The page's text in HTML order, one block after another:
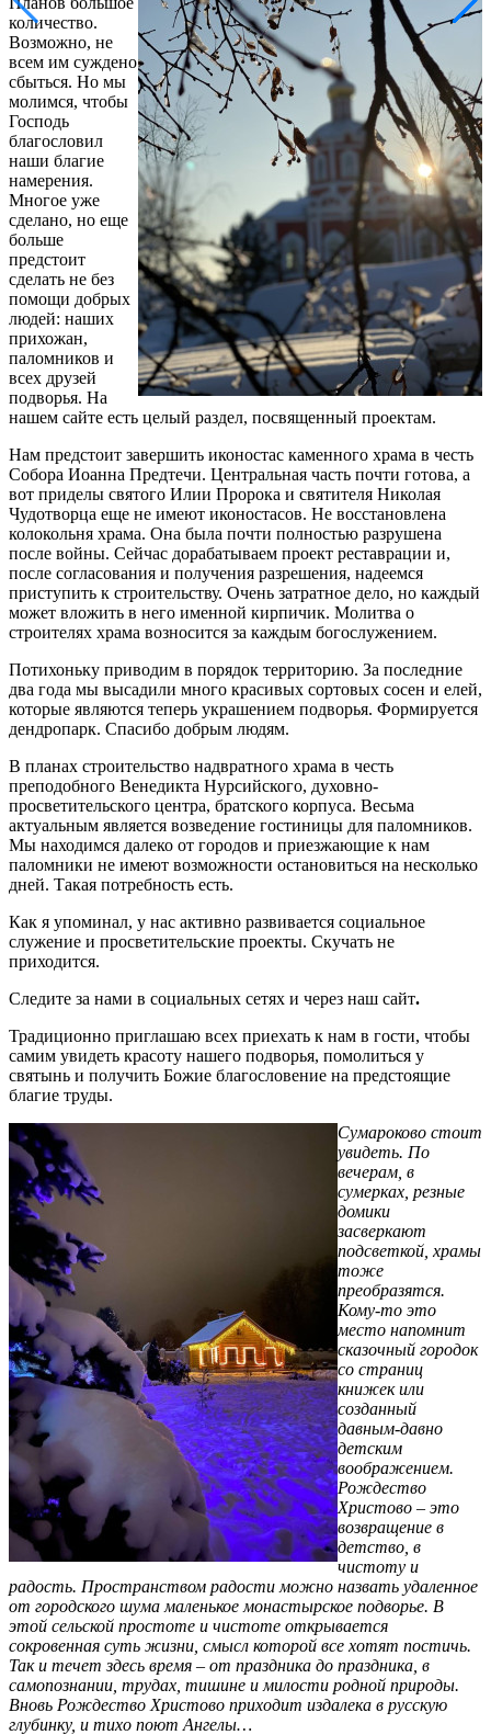
количество.
Возможно, не
всем им суждено
сбыться. Но мы
молимся, чтобы
Господь
благословил
наши благие
намерения.
Многое уже
сделано, но еще
больше
предстоит
сделать не без
помощи добрых
людей: наших
прихожан,
паломников и
всех друзей
подворья. На
нашем сайте есть целый раздел, посвященный проектам.
Нам предстоит завершить иконостас каменного храма в честь
Собора Иоанна Предтечи. Центральная часть почти готова, а
вот приделы святого Илии Пророка и святителя Николая
Чудотворца еще не имеют иконостасов. Не восстановлена
колокольня храма. Она была почти полностью разрушена
после войны. Сейчас дорабатываем проект реставрации и,
после согласования и получения разрешения, надеемся
приступить к строительству. Очень затратное дело, но каждый
может вложить в него именной кирпичик. Молитва о
строителях храма возносится за каждым богослужением.
Потихоньку приводим в порядок территорию. За последние
два года мы высадили много красивых сортовых сосен и елей,
которые являются теперь украшением подворья. Формируется
дендропарк. Спасибо добрым людям.
В планах строительство надвратного храма в честь
преподобного Венедикта Нурсийского, духовно-
просветительского центра, братского корпуса. Весьма
актуальным является возведение гостиницы для паломников.
Мы находимся далеко от городов и приезжающие к нам
паломники не имеют возможности остановиться на несколько
дней. Такая потребность есть.
Как я упоминал, у нас активно развивается социальное
служение и просветительские проекты. Скучать не
приходится.
Следите за нами в социальных сетях и через наш сайт.
Традиционно приглашаю всех приехать к нам в гости, чтобы
самим увидеть красоту нашего подворья, помолиться у
святынь и получить Божие благословение на предстоящие
благие труды.
Сумароково стоит
увидеть. По
вечерам, в
сумерках, резные
домики
засверкают
подсветкой, храмы
тоже
преобразятся.
Кому-то это
место напомнит
сказочный городок
со страниц
книжек или
созданный
давным-давно
детским
воображением.
Рождество
Христово – это
возвращение в
детство, в
чистоту и
радость. Пространством радости можно назвать удаленное
от городского шума маленькое монастырское подворье. В
этой сельской простоте и чистоте открывается
сокровенная суть жизни, смысл которой все хотят постичь.
Так и течет здесь время – от праздника до праздника, в
самопознании, трудах, тишине и милости родной природы.
Вновь Рождество Христово приходит издалека в русскую
глубинку, и тихо поют Ангелы…